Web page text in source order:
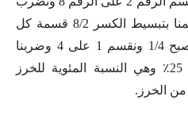
الناتج في واحد وبالمثل، إذا قمنا بتبسيط الكسر 8/2 قسمة كل
من البسط والمقام على 2 يصبح 1/4 ونقسم 1 على 4 وضربنا
النتيجة في 100 نحصل على 25٪ وهي النسبة المئوية للخرز
من الخرز.